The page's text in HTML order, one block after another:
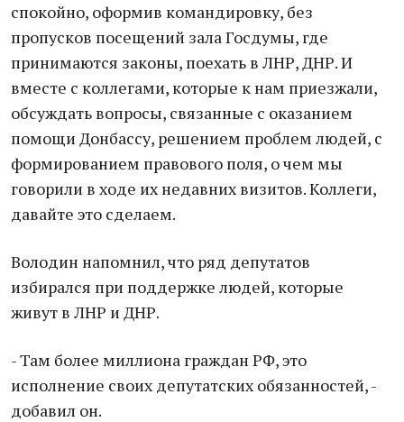
спокойно, оформив командировку, без
пропусков посещений зала Госдумы, где
принимаются законы, поехать в ЛНР, ДНР. И
вместе с коллегами, которые к нам приезжали,
обсуждать вопросы, связанные с оказанием
помощи Донбассу, решением проблем людей, с
формированием правового поля, о чем мы
говорили в ходе их недавних визитов. Коллеги,
давайте это сделаем.
Володин напомнил, что ряд депутатов
избирался при поддержке людей, которые
живут в ЛНР и ДНР.
- Там более миллиона граждан РФ, это
исполнение своих депутатских обязанностей, -
добавил он.